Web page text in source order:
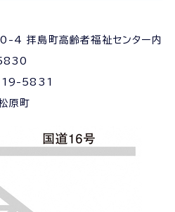
4 拝島町高齢者福祉センター内
5831
原町